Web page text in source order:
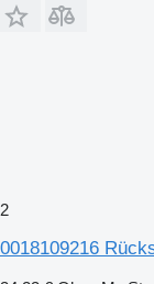
2
0018109216